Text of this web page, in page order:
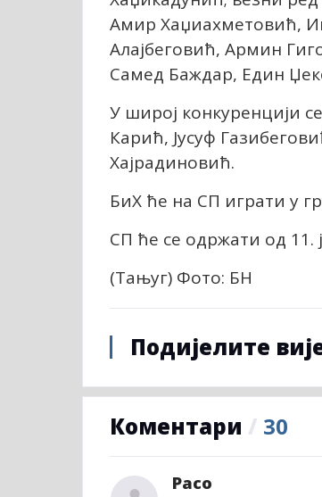
Амир Хаџиахметовић,
Алајбеговић, Армин
Самед Баждар, Един
У широј конкуренцији
Карић, Јусуф
Хајрадиновић.
БиХ ће на СП играти у
СП ће се одржати од 11.
(Тањуг) Фото: БН
Подијелите
Коментари / 30
Расо